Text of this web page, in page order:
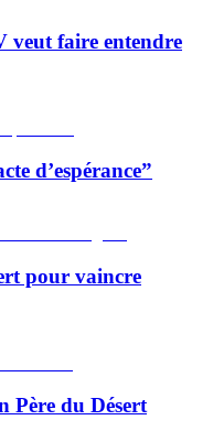
veut faire entendre
d’espérance”
pour vaincre
Père du Désert